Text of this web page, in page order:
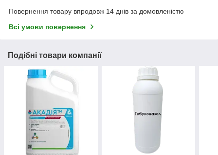
Повернення товару впродовж 14 днів за домовленістю
Всі умови повернення
Подібні товари компанії